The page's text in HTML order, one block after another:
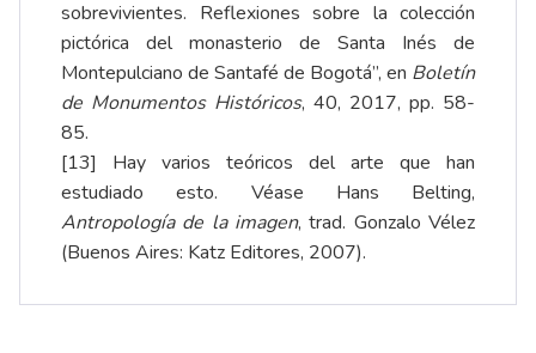
sobrevivientes. Reflexiones sobre la colección
pictórica del monasterio de Santa Inés de
Montepulciano de Santafé de Bogotá”, en Boletín
de Monumentos Históricos, 40, 2017, pp. 58-
85.
[13] Hay varios teóricos del arte que han
estudiado esto. Véase Hans Belting,
Antropología de la imagen, trad. Gonzalo Vélez
(Buenos Aires: Katz Editores, 2007).